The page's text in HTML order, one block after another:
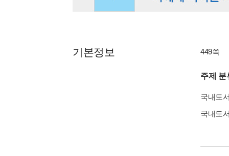
기본정보 449쪽
주제 분
국내도
국내도